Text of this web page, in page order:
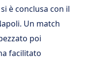
è conclusa con il
Un match
poi
facilitato